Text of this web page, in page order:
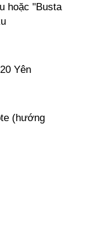
hoặc "Busta
Yên
(hướng